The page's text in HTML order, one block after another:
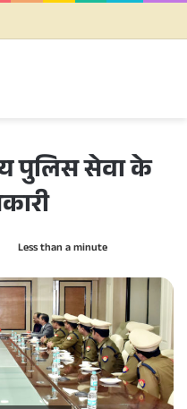
पुलिस सेवा के
Less than a minute